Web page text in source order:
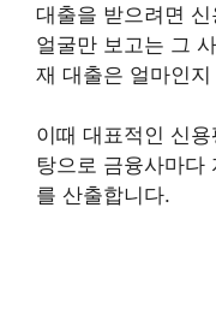
대출을 받으려면
얼굴만 보고는 그
재 대출은 얼마인
이때 대표적인 신
탕으로 금융사마다
를 산출합니다.